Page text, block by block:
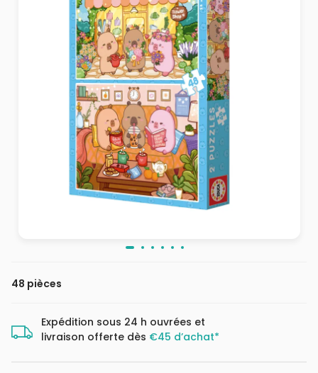
48 pièces
Expédition sous 24 h ouvrées et
livraison offerte dès €45 d’achat*